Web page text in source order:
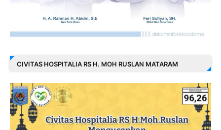
CIVITAS HOSPITALIA RS H. MOH RUSLAN MATARAM